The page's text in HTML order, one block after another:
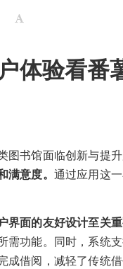
体验看番
图书馆面临创新与提升
满意度。 通过应用这
界面的友好设计至关
需功能。同时，系统
成借阅，减轻了传统借